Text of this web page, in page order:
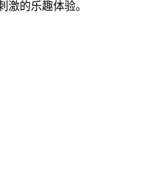
激的乐趣体验。